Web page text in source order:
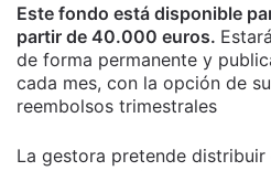
Este fondo está disponible
partir de 40.000 euros.
de forma permanente y
cada mes, con la opción de
reembolsos trimestrales
La gestora pretende